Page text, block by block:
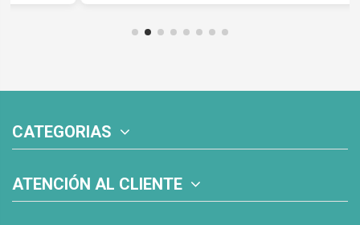
CATEGORIAS
ATENCIÓN AL CLIENTE